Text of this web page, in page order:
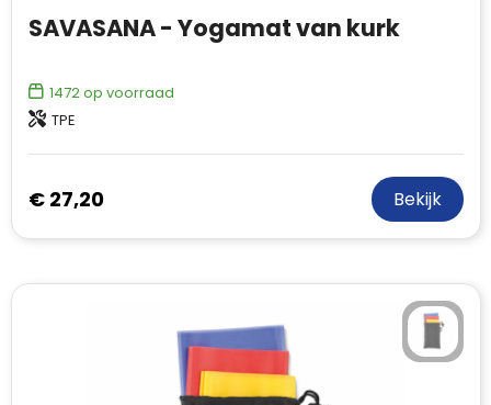
SAVASANA - Yogamat van kurk
1472op voorraad
TPE
€ 27,20 Bekijk